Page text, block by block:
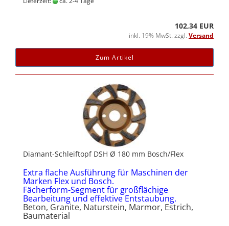
102,34 EUR
inkl. 19% MwSt. zzgl. Versand
Zum Artikel
Diamant-Schleiftopf DSH Ø 180 mm Bosch/Flex
Extra flache Ausführung für Maschinen der
Marken Flex und Bosch.
Fächerform-Segment für großflächige
Bearbeitung und effektive Entstaubung.
Beton, Granite, Naturstein, Marmor, Estrich,
Baumaterial